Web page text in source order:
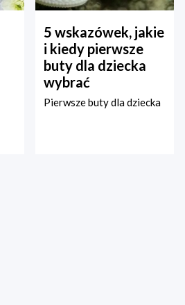
5 wskazówek, jakie
i kiedy pierwsze
buty dla dziecka
wybrać
Pierwsze buty dla dziecka